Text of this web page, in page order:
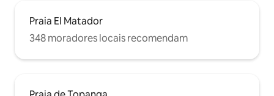
Praia El Matador
348 moradores locais recomendam